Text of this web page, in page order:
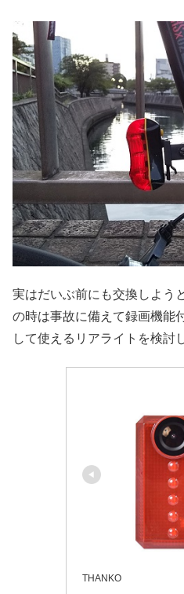
実はだいぶ前にも交換しよう
の時は事故に備えて録画機能
して使えるリアライトを検討
THANKO